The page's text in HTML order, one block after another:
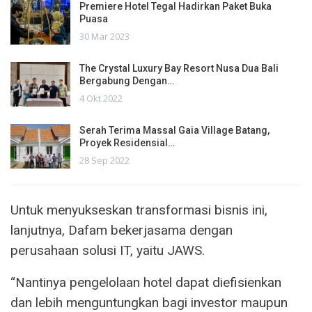
Premiere Hotel Tegal Hadirkan Paket Buka
Puasa
30 Mar 2023
The Crystal Luxury Bay Resort Nusa Dua Bali
Bergabung Dengan…
4 Okt 2022
Serah Terima Massal Gaia Village Batang,
Proyek Residensial…
28 Sep 2022
Untuk menyukseskan transformasi bisnis ini,
lanjutnya, Dafam bekerjasama dengan
perusahaan solusi IT, yaitu JAWS.
“Nantinya pengelolaan hotel dapat diefisienkan
dan lebih menguntungkan bagi investor maupun